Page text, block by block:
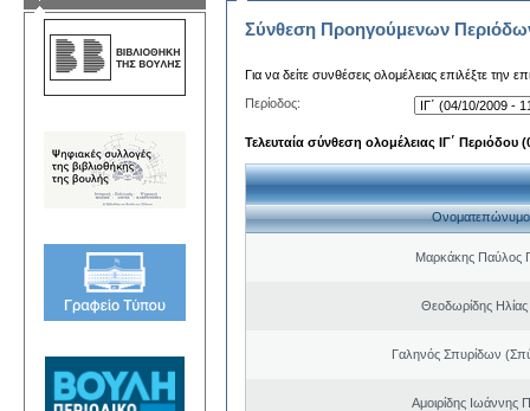
Σύνθεση Προηγούμενων
Για να δείτε συνθέσεις ολομέλειας επιλέξτε την
Περίοδος:
Τελευταία σύνθεση ολομέλειας ΙΓ΄ Περιόδου
Ονοματεπώνυμο
Μαρκάκης Παύλος
Θεοδωρίδης
Γαληνός Σπυρίδων
Αμοιρίδης Ιωάννης